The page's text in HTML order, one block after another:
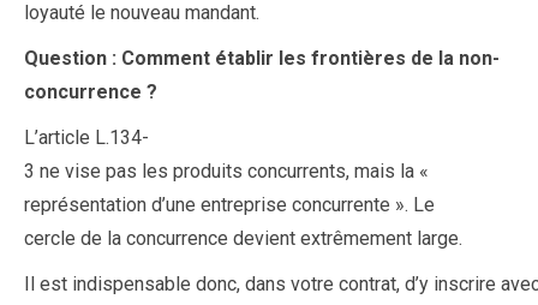
loyauté le nouveau mandant.
Question : Comment établir les frontières de la non-
concurrence ?
L’article L.134-
3 ne vise pas les produits concurrents, mais la «
représentation d’une entreprise concurrente ». Le
cercle de la concurrence devient extrêmement large.
Il est indispensable donc, dans votre contrat, d’y inscrire